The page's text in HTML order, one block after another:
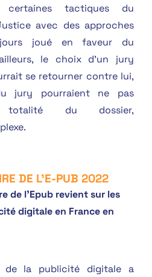
tactiques du
avec des approches
joué en faveur du
le choix d’un jury
se retourner contre lui,
jury pourraient ne pas
totalité du dossier,
DE L'E-PUB 2022
de l’Epub revient sur les
digitale en France en
de la publicité digitale a